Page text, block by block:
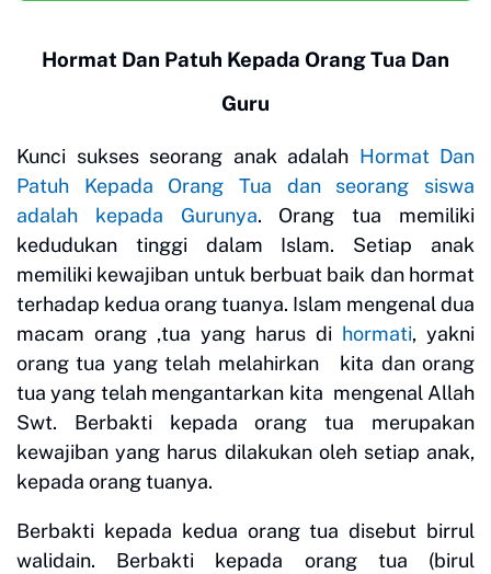
Hormat Dan Patuh Kepada Orang Tua Dan
Guru
Kunci sukses seorang anak adalah Hormat Dan
Patuh Kepada Orang Tua dan seorang siswa
adalah kepada Gurunya. Orang tua memiliki
kedudukan tinggi dalam Islam. Setiap anak
memiliki kewajiban untuk berbuat baik dan hormat
terhadap kedua orang tuanya. Islam mengenal dua
macam orang ,tua yang harus di hormati, yakni
orang tua yang telah melahirkan kita dan orang
tua yang telah mengantarkan kita mengenal Allah
Swt. Berbakti kepada orang tua merupakan
kewajiban yang harus dilakukan oleh setiap anak,
kepada orang tuanya.
Berbakti kepada kedua orang tua disebut birrul
walidain. Berbakti kepada orang tua (birul